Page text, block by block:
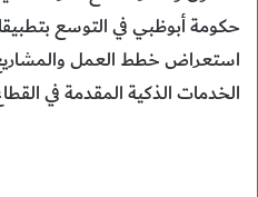
حكومة أبوظبي في التوسع
استعراض خطط العمل
الخدمات الذكية المقدمة في